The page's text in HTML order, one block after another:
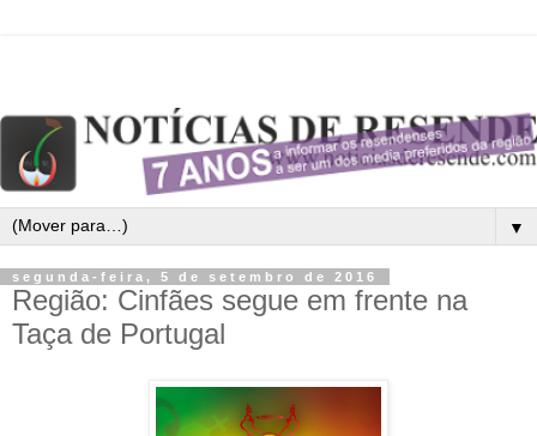
▼
segunda-feira, 5 de setembro de 2016
Região: Cinfães segue em frente na
Taça de Portugal